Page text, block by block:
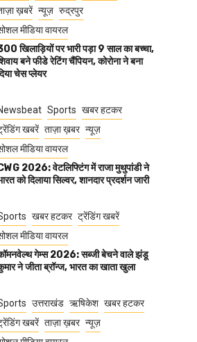
ख़बरें न्यूज़ रुद्रपुर
मीडिया वायरल
खिलाड़ियों पर भारी पड़ा 9 साल का बच्चा,
बने फीडे रेटिंग चैंपियन, कोरोना ने बना
चेस प्लेयर
Sports खबर हटकर
खबरें ताज़ा ख़बर न्यूज़
मीडिया वायरल
2026: वेटलिफ्टिंग में राजा मुथुपांडी ने
को दिलाया सिल्वर, शानदार प्रदर्शन जारी
खबर हटकर ट्रेंडिंग खबरें
मीडिया वायरल
गेम्स 2026: सब्जी बेचने वाले झंडू
ने जीता ब्रॉन्ज, भारत का खाता खुला
उत्तराखंड ऋषिकेश खबर हटकर
खबरें ताज़ा ख़बर न्यूज़